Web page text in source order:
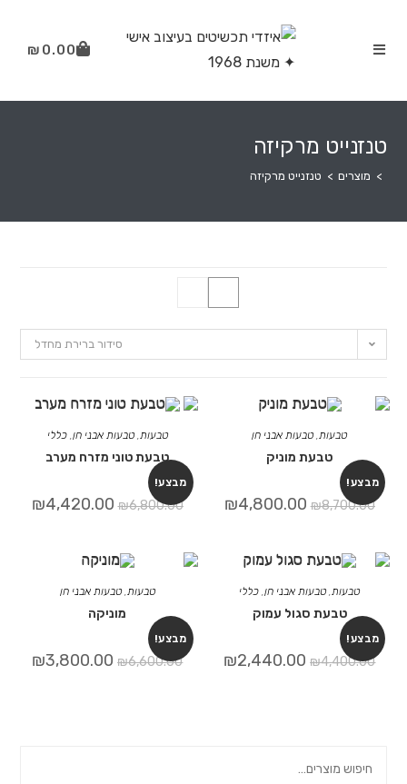
₪ 0.00
טנזנייט מרקיזה
> מוצרים > טנזנייט מרקיזה
סידור ברירת מחדל
מבצע!
טבעות,טבעות אבני חן,כללי
טבעת טוני מזרח מערב
₪6,800.00
₪4,420.00
מבצע!
טבעות,טבעות אבני חן
טבעת מוניק
₪8,700.00
₪4,800.00
מבצע!
טבעות,טבעות אבני חן
מוניקה
₪6,600.00
₪3,800.00
מבצע!
טבעות,טבעות אבני חן, כללי
טבעת סגול עמוק
₪4,400.00
₪2,440.00